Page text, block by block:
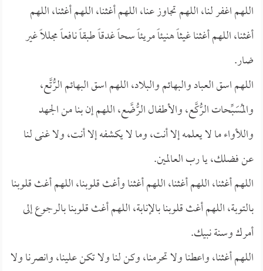
اللهم اغفر لنا، اللهم تجاوز عنا، اللهم أغثنا، اللهم أغثنا، اللهم
أغثنا، اللهم أغثنا غيثاً هنيئاً مريئاً سحاً غدقاً طبقاً نافعاً مجللاً غير
ضار.
اللهم اسق العباد والبهائم والبلاد، اللهم اسق البهائم الرُّتَّع،
والمُسَبِّحات الرُّكَّع، والأطفال الرُّضَّع، اللهم إن بنا من الجهد
واللأواء ما لا يعلمه إلا أنت، وما لا يكشفه إلا أنت، ولا غنى لنا
عن فضلك، يا رب العالمين.
اللهم أغثنا، اللهم أغثنا، اللهم أغثنا وأغث قلوبنا، اللهم أغث قلوبنا
بالتوبة، اللهم أغث قلوبنا بالإنابة، اللهم أغث قلوبنا بالرجوع إلى
أمرك وسنة نبيك.
اللهم أغثنا، واعطنا ولا تحرمنا، وكن لنا ولا تكن علينا، وانصرنا ولا